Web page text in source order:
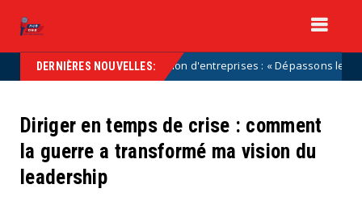
DERNIÈRES NOUVELLES:
Transmission d'entreprises : « Dépassons les
Diriger en temps de crise : comment
la guerre a transformé ma vision du
leadership